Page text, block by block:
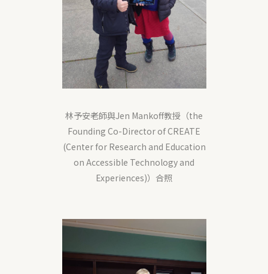
林予安老師與Jen Mankoff教授（the
Founding Co-Director of CREATE
(Center for Research and Education
on Accessible Technology and
Experiences)）合照